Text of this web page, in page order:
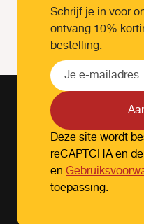
Schrijf je in voor
ontvang 10%
bestelling.
Deze site wordt
reCAPTCHA en
en
toepassing.